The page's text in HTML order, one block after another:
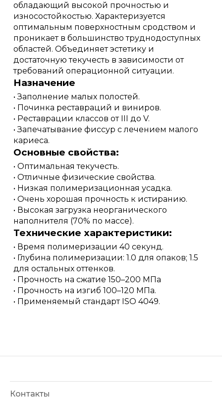
обладающий высокой прочностью и
износостойкостью. Характеризуется
оптимальным поверхностным сродством и
проникает в большинство труднодоступных
областей. Объединяет эстетику и
достаточную текучесть в зависимости от
требований операционной ситуации.
Назначение
• Заполнение малых полостей.
• Починка реставраций и виниров.
• Реставрации классов от III до V.
• Запечатывание фиссур с лечением малого
кариеса.
Основные свойства:
• Оптимальная текучесть.
• Отличные физические свойства.
• Низкая полимеризационная усадка.
• Очень хорошая прочность к истиранию.
• Высокая загрузка неорганического
наполнителя (70% по массе).
Технические характеристики:
• Время полимеризации 40 секунд.
• Глубина полимеризации: 1.0 для опаков; 1.5
для остальных оттенков.
• Прочность на сжатие 150–200 МПа
• Прочность на изгиб 100–120 МПа.
• Применяемый стандарт ISO 4049.
Контакты